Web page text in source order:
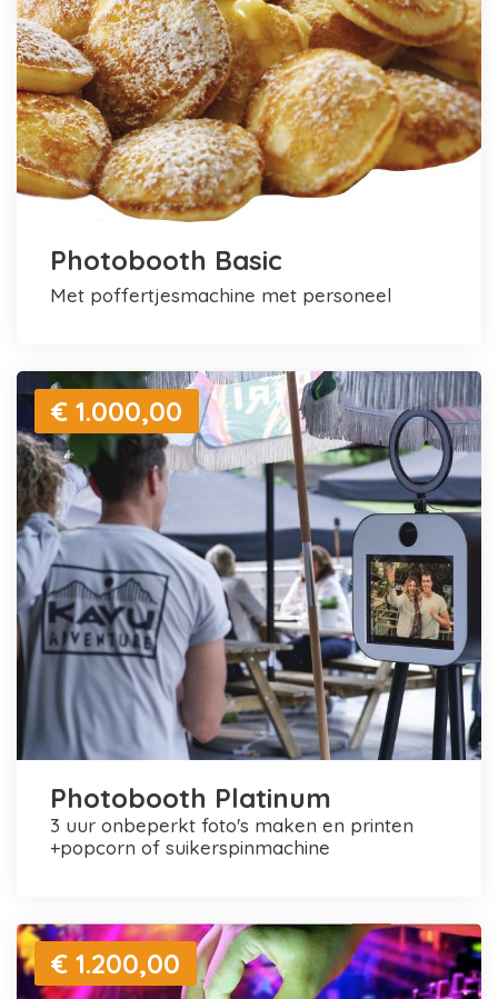
Photobooth Basic
met poffertjesmachine met personeel
€ 1.000,00
Photobooth Platinum
3 uur onbeperkt foto's maken en printen
+popcorn of suikerspinmachine
€ 1.200,00